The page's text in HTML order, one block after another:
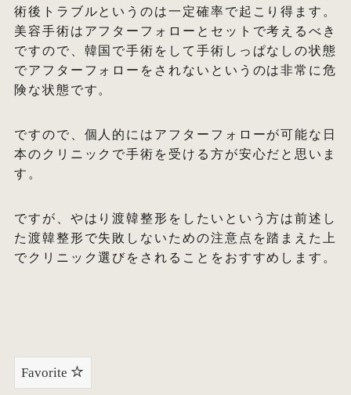
術後トラブルというのは一定確率で起こり得ます。
美容手術はアフターフォローとセットで考えるべき
ですので、韓国で手術をして手術しっぱなしの状態
でアフターフォローをされないというのは非常に危
険な状態です。
ですので、個人的にはアフターフォローが可能な日
本のクリニックで手術を受ける方が安心だと思いま
す。
ですが、やはり渡韓整形をしたいという方は前述し
た渡韓整形で失敗しないための注意点を踏まえた上
でクリニック選びをされることをおすすめします。
Favorite